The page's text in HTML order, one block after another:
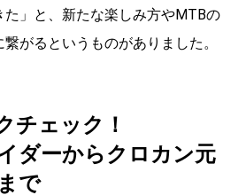
」と、新たな楽しみ方やMTBの
がるというものがありました。
チェック！
ダーからクロカン元
で